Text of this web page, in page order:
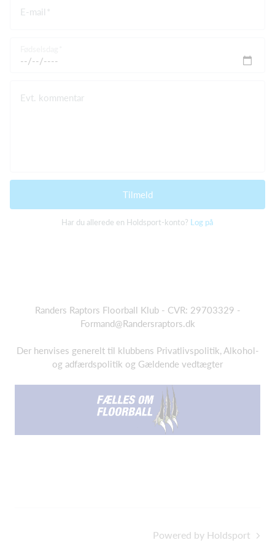
E-mail
Evt. kommentar
Tilmeld
Har du allerede en Holdsport-konto? Log på
Randers Raptors Floorball Klub - CVR: 29703329 -
Formand@Randersraptors.dk
Der henvises generelt til klubbens Privatlivspolitik, Alkohol-
og adfærdspolitik og Gældende vedtægter
Powered by Holdsport